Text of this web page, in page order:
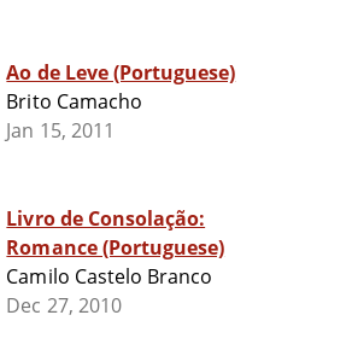
Ao de Leve (Portuguese)
Brito Camacho
Jan 15, 2011
Livro de Consolação:
Romance (Portuguese)
Camilo Castelo Branco
Dec 27, 2010